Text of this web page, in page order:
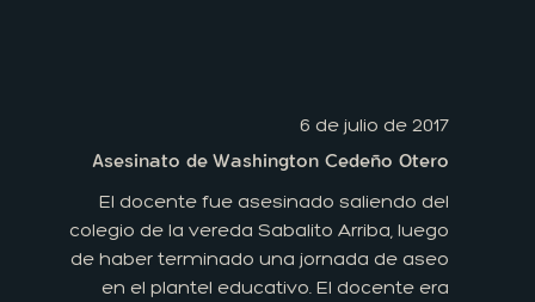
6 de julio de 2017
Asesinato de Washington Cedeño Otero
El docente fue asesinado saliendo del
colegio de la vereda Sabalito Arriba, luego
de haber terminado una jornada de aseo
en el plantel educativo. El docente era